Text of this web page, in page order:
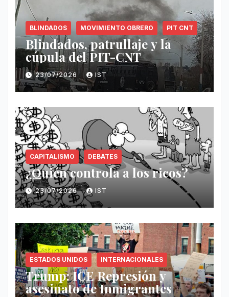
BLINDADOS MOVIMIENTO OBRERO PIT CNT
Blindados, patrullaje y la
cúpula del PIT-CNT
23/07/2026 IST
CAPITALISMO DEBATES
¿Quién controla a los ricos?
23/07/2026 IST
ESTADOS UNIDOS INTERNACIONALES
Trump: ICE Represión y
asesinato de Inmigrantes